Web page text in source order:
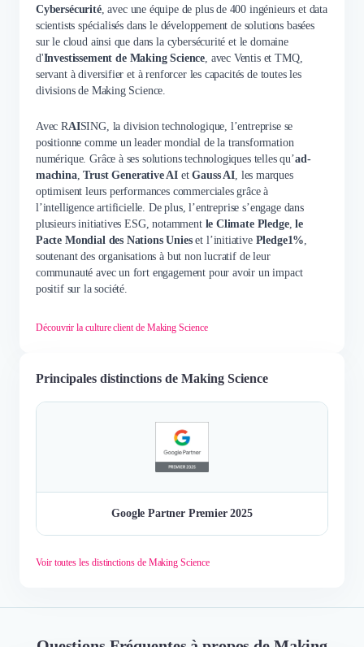
Cybersécurité, avec une équipe de plus de 400 ingénieurs et data
scientists spécialisés dans le développement de solutions basées
sur le cloud ainsi que dans la cybersécurité et le domaine
d'Investissement de Making Science , avec Ventis et TMQ,
servant à diversifier et à renforcer les capacités de toutes les
divisions de Making Science.
Avec RAISING, la division technologique, l’entreprise se
positionne comme un leader mondial de la transformation
numérique. Grâce à ses solutions technologiques telles qu’ad-
machina,Trust Generative AI etGauss AI , les marques
optimisent leurs performances commerciales grâce à
l’intelligence artificielle. De plus, l’entreprise s’engage dans
plusieurs initiatives ESG, notamment le Climate Pledge,le
Pacte Mondial des Nations Unieset l’initiative Pledge1%
soutenant des organisations à but non lucratif de leur
communauté avec un fort engagement pour avoir un impact
positif sur la société.
Découvrir la culture client de Making Science
Principales distinctions de Making Science
Google Partner Premier 2025
Voir toutes les distinctions de Making Science